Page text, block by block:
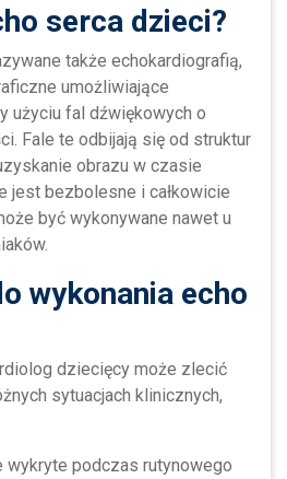
serca dzieci?
także echokardiografią,
umożliwiające
użyciu fal dźwiękowych o
Fale te odbijają się od struktur
obrazu w czasie
jest bezbolesne i całkowicie
być wykonywane nawet u
wykonania echo
dziecięcy może zlecić
sytuacjach klinicznych,
wykryte podczas rutynowego